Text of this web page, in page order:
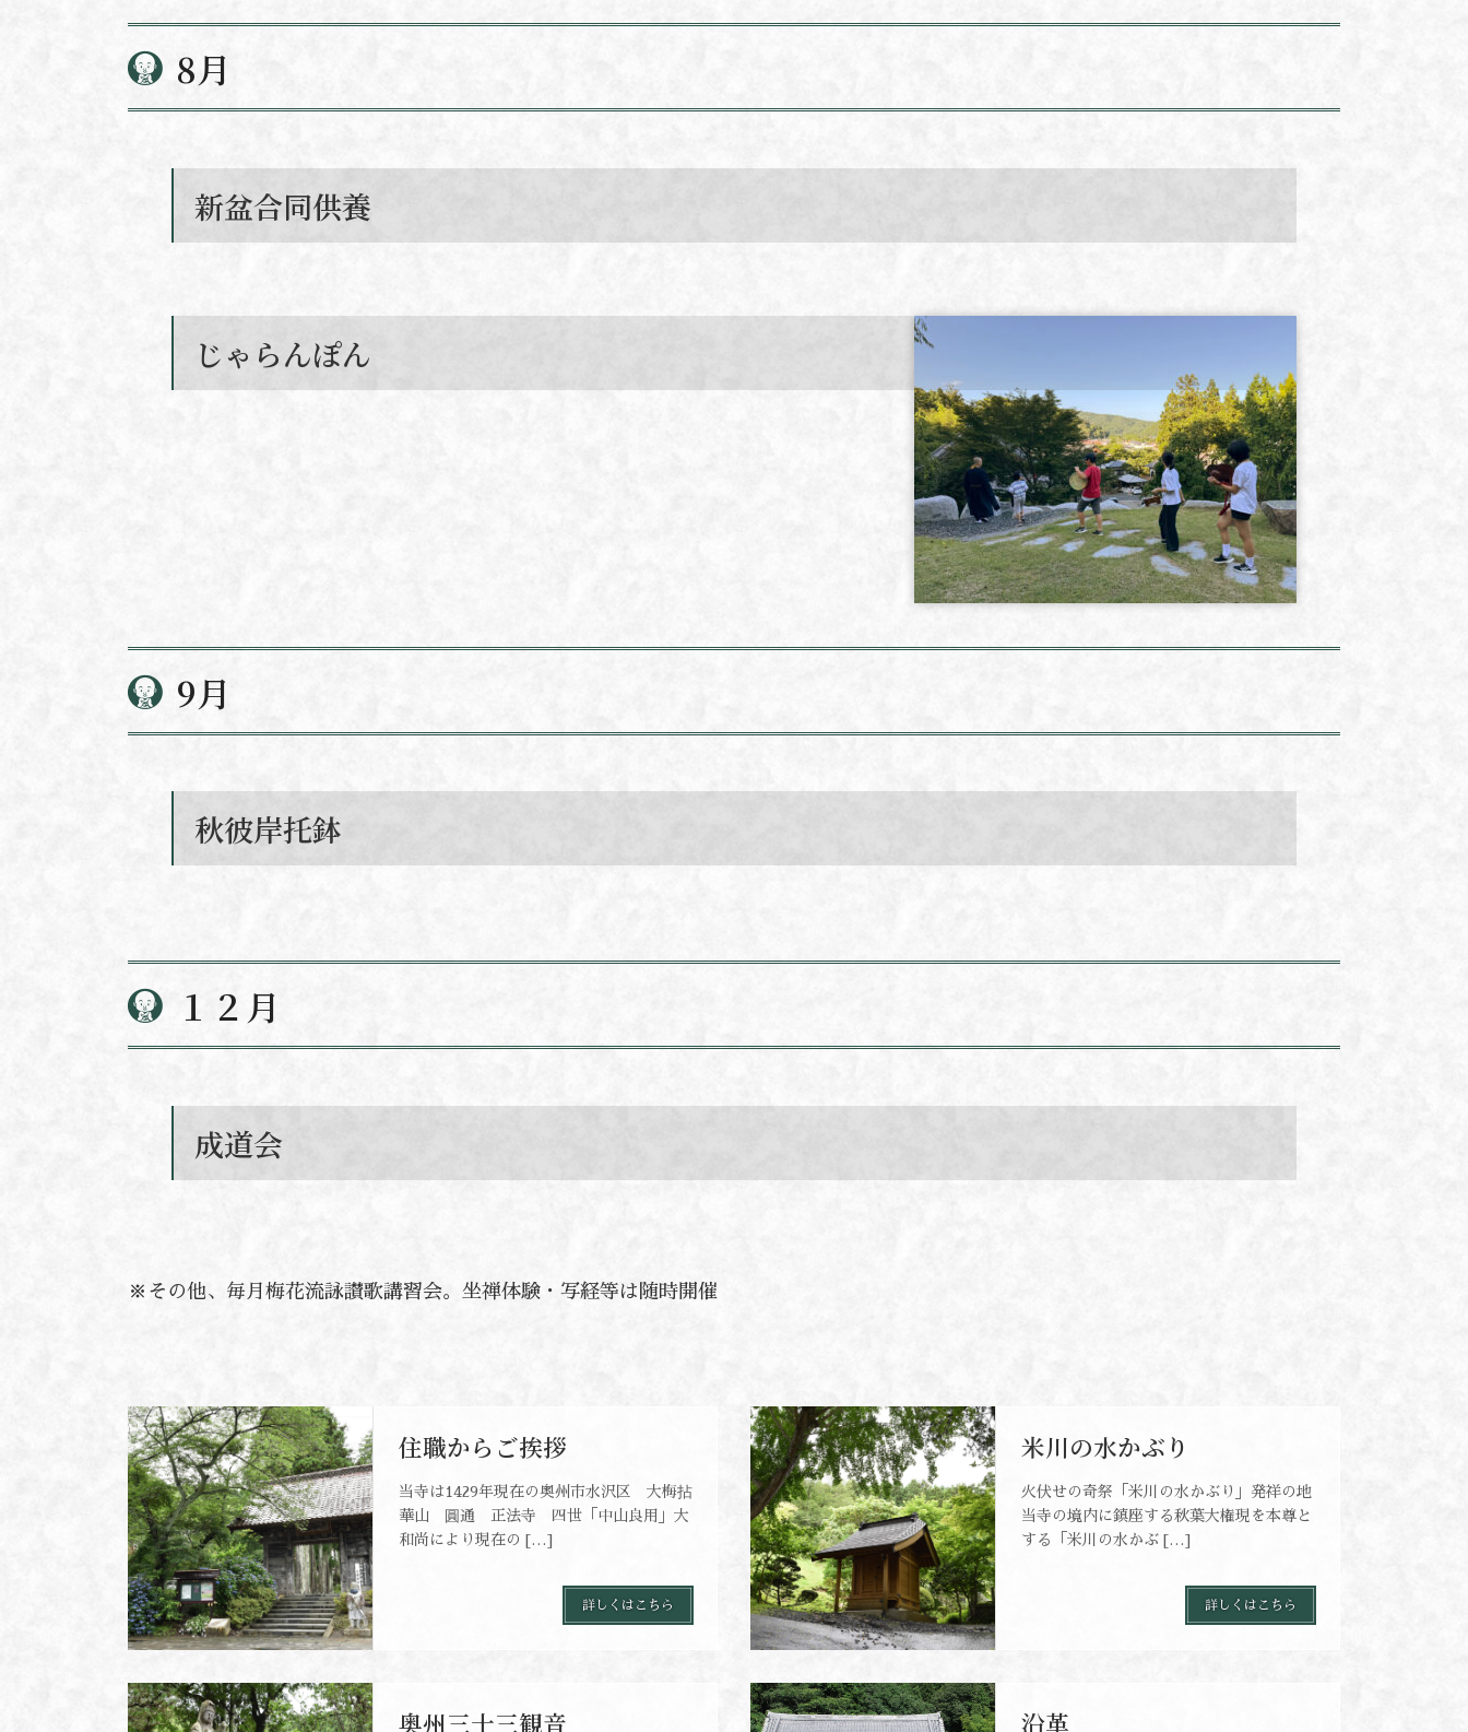
8月
新盆合同供養
じゃらんぽん
9月
秋彼岸托鉢
１２月
成道会
※その他、毎月梅花流詠讃歌講習会。坐禅体験・写経等は随時開催
住職からご挨拶
当寺は1429年現在の奥州市水沢区 大梅拈
華山 圓通 正法寺 四世「中山良用」大
和尚により現在の […]
詳しくはこちら
米川の水かぶり
火伏せの奇祭「米川の水かぶり」発祥の地
当寺の境内に鎮座する秋葉大権現を本尊と
する「米川の水かぶ […]
詳しくはこちら
奥州三十三観音 沿革